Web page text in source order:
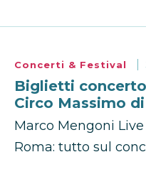
Concerti & Festival
Biglietti
Circo Massimo
Marco Mengoni
Roma: tutto sul